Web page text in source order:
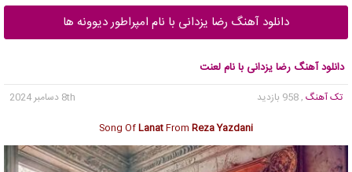
دانلود آهنگ رضا یزدانی با نام امپراطور دیوونه ها
دانلود آهنگ رضا یزدانی با نام لعنت
تک آهنگ , 958 بازدید
8th دسامبر 2024
Song OfLanatFrom Reza Yazdani